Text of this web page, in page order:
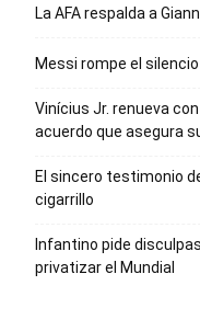
La AFA respalda a
Messi rompe el
Vinícius Jr. renueva
acuerdo que asegura
El sincero testimonio
cigarrillo
Infantino pide
privatizar el Mundial